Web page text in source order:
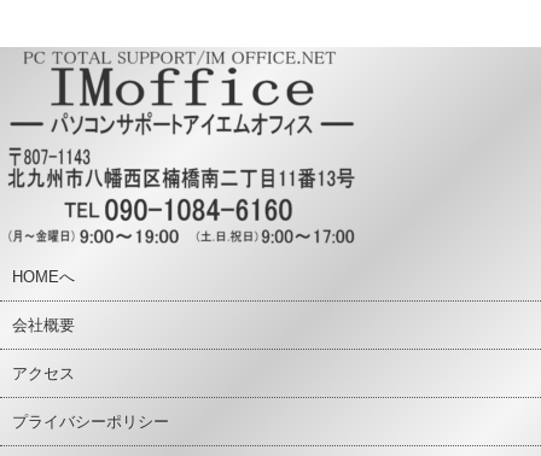
HOMEへ
会社概要
アクセス
プライバシーポリシー